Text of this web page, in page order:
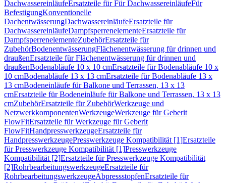
DachwassereinläufeErsatzteile für Für DachwassereinläufeFür
BefestigungKonventionelle
DachentwässerungDachwassereinläufeErsatzteile für
DachwassereinläufeDampfsperrenelementeErsatzteile für
DampfsperrenelementeZubehörErsatzteile für
ZubehörBodenentwässerungFlächenentwässerung für drinnen und
draußenErsatzteile für Flächenentwässerung für drinnen und
draußenBodenabläufe 10 x 10 cmErsatzteile für Bodenabläufe 10 x
10 cmBodenabläufe 13 x 13 cmErsatzteile für Bodenabläufe 13 x
13 cmBodeneinläufe für Balkone und Terrassen, 13 x 13
cmErsatzteile für Bodeneinläufe für Balkone und Terrassen, 13 x 13
cmZubehörErsatzteile für ZubehörWerkzeuge und
NetzwerkkomponentenWerkzeugeWerkzeuge für Geberit
FlowFitErsatzteile für Werkzeuge für Geberit
FlowFitHandpresswerkzeugeErsatzteile für
HandpresswerkzeugePresswerkzeuge Kompatibilität [1]Ersatzteile
für Presswerkzeuge Kompatibilität [1]Presswerkzeuge
Kompatibilität [2]Ersatzteile für Presswerkzeuge Kompatibilität
[2]RohrbearbeitungswerkzeugeErsatzteile für
RohrbearbeitungswerkzeugeAbpressstopfenErsatzteile für